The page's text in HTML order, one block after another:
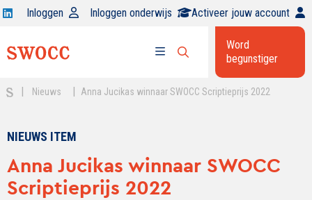
Open
op
Inloggen Inloggen onderwijs Activeer jouw account
menu
Open
zoekbalk
Word
begunstiger
Nieuws Anna Jucikas winnaar SWOCC Scriptieprijs 2022
NIEUWS ITEM
Anna Jucikas winnaar SWOCC
Scriptieprijs 2022